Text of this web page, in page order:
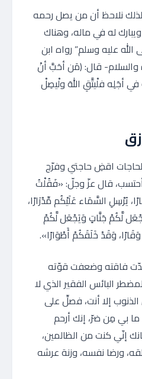
نلاحظ أن من يصل رحمه
ويبارك له في ماله، وهناك
عليه وسلم” رواه ابن
والسلام- قال: (مَن أحَبَّ أنْ
أجَلِه فلْيتَّقِ اللهَ ولْيصِلْ
اقضِ حاجتي وفرّج
قال عزّ وجلّ: «فَقُلْتُ
يُرْسِلِ السَّمَاء عَلَيْكُم مِّدْرَارًا،
لَّكُمْ جَنَّاتٍ وَيَجْعَل لَّكُمْ
وَقَارًا، وَقَدْ خَلَقَكُمْ أَطْوَارًا».
فاقته وضعفت قوّته
البائس الفقير الذي لا
إلا أنت، فصلِّ على
بي مِن ضرّ، إنك أرحم
إنّي كنت من الظالمين،
ورضا نفسه، وزنة عرشه